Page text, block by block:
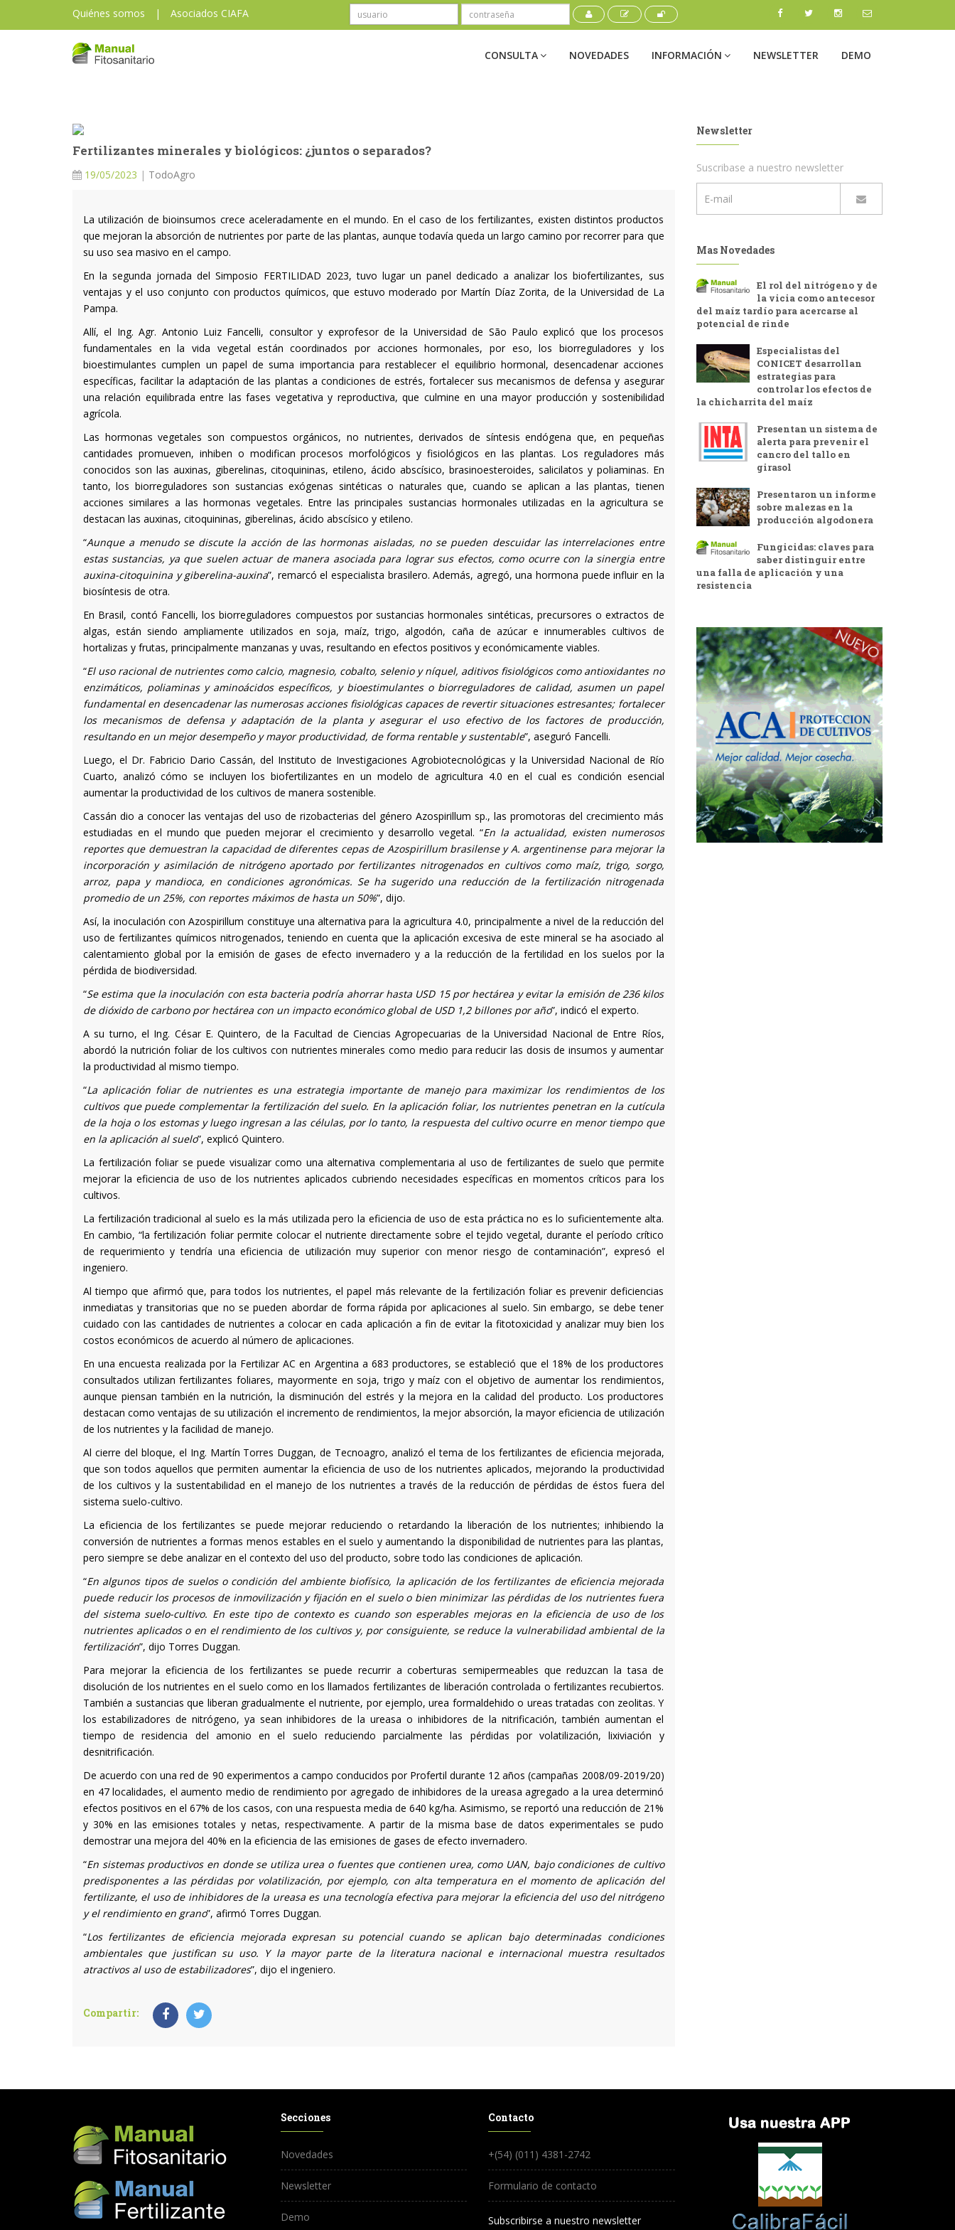
Quiénes somos | Asociados CIAFA
CONSULTA NOVEDADES INFORMACIÓN NEWSLETTER DEMO
Fertilizantes minerales y biológicos: ¿juntos o separados?
19/05/2023 | TodoAgro
La utilización de bioinsumos crece aceleradamente en el mundo. En el caso de los fertilizantes, existen distintos productos
que mejoran la absorción de nutrientes por parte de las plantas, aunque todavía queda un largo camino por recorrer para que
su uso sea masivo en el campo.
En la segunda jornada del Simposio FERTILIDAD 2023, tuvo lugar un panel dedicado a analizar los biofertilizantes, sus
ventajas y el uso conjunto con productos químicos, que estuvo moderado por Martín Díaz Zorita, de la Universidad de La
Pampa.
Allí, el Ing. Agr. Antonio Luiz Fancelli, consultor y exprofesor de la Universidad de São Paulo explicó que los procesos
fundamentales en la vida vegetal están coordinados por acciones hormonales, por eso, los biorreguladores y los
bioestimulantes cumplen un papel de suma importancia para restablecer el equilibrio hormonal, desencadenar acciones
específicas, facilitar la adaptación de las plantas a condiciones de estrés, fortalecer sus mecanismos de defensa y asegurar
una relación equilibrada entre las fases vegetativa y reproductiva, que culmine en una mayor producción y sostenibilidad
agrícola.
Las hormonas vegetales son compuestos orgánicos, no nutrientes, derivados de síntesis endógena que, en pequeñas
cantidades promueven, inhiben o modifican procesos morfológicos y fisiológicos en las plantas. Los reguladores más
conocidos son las auxinas, giberelinas, citoquininas, etileno, ácido abscísico, brasinoesteroides, salicilatos y poliaminas. En
tanto, los biorreguladores son sustancias exógenas sintéticas o naturales que, cuando se aplican a las plantas, tienen
acciones similares a las hormonas vegetales. Entre las principales sustancias hormonales utilizadas en la agricultura se
destacan las auxinas, citoquininas, giberelinas, ácido abscísico y etileno.
“Aunque a menudo se discute la acción de las hormonas aisladas, no se pueden descuidar las interrelaciones entre
estas sustancias, ya que suelen actuar de manera asociada para lograr sus efectos, como ocurre con la sinergia entre
auxina-citoquinina y giberelina-auxina”, remarcó el especialista brasilero. Además, agregó, una hormona puede influir en la
biosíntesis de otra.
En Brasil, contó Fancelli, los biorreguladores compuestos por sustancias hormonales sintéticas, precursores o extractos de
algas, están siendo ampliamente utilizados en soja, maíz, trigo, algodón, caña de azúcar e innumerables cultivos de
hortalizas y frutas, principalmente manzanas y uvas, resultando en efectos positivos y económicamente viables.
“El uso racional de nutrientes como calcio, magnesio, cobalto, selenio y níquel, aditivos fisiológicos como antioxidantes no
enzimáticos, poliaminas y aminoácidos específicos, y bioestimulantes o biorreguladores de calidad, asumen un papel
fundamental en desencadenar las numerosas acciones fisiológicas capaces de revertir situaciones estresantes; fortalecer
los mecanismos de defensa y adaptación de la planta y asegurar el uso efectivo de los factores de producción,
resultando en un mejor desempeño y mayor productividad, de forma rentable y sustentable”, aseguró Fancelli.
Luego, el Dr. Fabricio Dario Cassán, del Instituto de Investigaciones Agrobiotecnológicas y la Universidad Nacional de Río
Cuarto, analizó cómo se incluyen los biofertilizantes en un modelo de agricultura 4.0 en el cual es condición esencial
aumentar la productividad de los cultivos de manera sostenible.
Cassán dio a conocer las ventajas del uso de rizobacterias del género Azospirillum sp., las promotoras del crecimiento más
estudiadas en el mundo que pueden mejorar el crecimiento y desarrollo vegetal. “En la actualidad, existen numerosos
reportes que demuestran la capacidad de diferentes cepas de Azospirillum brasilense y A. argentinense para mejorar la
incorporación y asimilación de nitrógeno aportado por fertilizantes nitrogenados en cultivos como maíz, trigo, sorgo,
arroz, papa y mandioca, en condiciones agronómicas. Se ha sugerido una reducción de la fertilización nitrogenada
promedio de un 25%, con reportes máximos de hasta un 50%”, dijo.
Así, la inoculación con Azospirillum constituye una alternativa para la agricultura 4.0, principalmente a nivel de la reducción del
uso de fertilizantes químicos nitrogenados, teniendo en cuenta que la aplicación excesiva de este mineral se ha asociado al
calentamiento global por la emisión de gases de efecto invernadero y a la reducción de la fertilidad en los suelos por la
pérdida de biodiversidad.
“Se estima que la inoculación con esta bacteria podría ahorrar hasta USD 15 por hectárea y evitar la emisión de 236 kilos
de dióxido de carbono por hectárea con un impacto económico global de USD 1,2 billones por año”, indicó el experto.
A su turno, el Ing. César E. Quintero, de la Facultad de Ciencias Agropecuarias de la Universidad Nacional de Entre Ríos,
abordó la nutrición foliar de los cultivos con nutrientes minerales como medio para reducir las dosis de insumos y aumentar
la productividad al mismo tiempo.
“La aplicación foliar de nutrientes es una estrategia importante de manejo para maximizar los rendimientos de los
cultivos que puede complementar la fertilización del suelo. En la aplicación foliar, los nutrientes penetran en la cutícula
de la hoja o los estomas y luego ingresan a las células, por lo tanto, la respuesta del cultivo ocurre en menor tiempo que
en la aplicación al suelo”, explicó Quintero.
La fertilización foliar se puede visualizar como una alternativa complementaria al uso de fertilizantes de suelo que permite
mejorar la eficiencia de uso de los nutrientes aplicados cubriendo necesidades específicas en momentos críticos para los
cultivos.
La fertilización tradicional al suelo es la más utilizada pero la eficiencia de uso de esta práctica no es lo suficientemente alta.
En cambio, “la fertilización foliar permite colocar el nutriente directamente sobre el tejido vegetal, durante el período crítico
de requerimiento y tendría una eficiencia de utilización muy superior con menor riesgo de contaminación”, expresó el
ingeniero.
Al tiempo que afirmó que, para todos los nutrientes, el papel más relevante de la fertilización foliar es prevenir deficiencias
inmediatas y transitorias que no se pueden abordar de forma rápida por aplicaciones al suelo. Sin embargo, se debe tener
cuidado con las cantidades de nutrientes a colocar en cada aplicación a fin de evitar la fitotoxicidad y analizar muy bien los
costos económicos de acuerdo al número de aplicaciones.
En una encuesta realizada por la Fertilizar AC en Argentina a 683 productores, se estableció que el 18% de los productores
consultados utilizan fertilizantes foliares, mayormente en soja, trigo y maíz con el objetivo de aumentar los rendimientos,
aunque piensan también en la nutrición, la disminución del estrés y la mejora en la calidad del producto. Los productores
destacan como ventajas de su utilización el incremento de rendimientos, la mejor absorción, la mayor eficiencia de utilización
de los nutrientes y la facilidad de manejo.
Al cierre del bloque, el Ing. Martín Torres Duggan, de Tecnoagro, analizó el tema de los fertilizantes de eficiencia mejorada,
que son todos aquellos que permiten aumentar la eficiencia de uso de los nutrientes aplicados, mejorando la productividad
de los cultivos y la sustentabilidad en el manejo de los nutrientes a través de la reducción de pérdidas de éstos fuera del
sistema suelo-cultivo.
La eficiencia de los fertilizantes se puede mejorar reduciendo o retardando la liberación de los nutrientes; inhibiendo la
conversión de nutrientes a formas menos estables en el suelo y aumentando la disponibilidad de nutrientes para las plantas,
pero siempre se debe analizar en el contexto del uso del producto, sobre todo las condiciones de aplicación.
“En algunos tipos de suelos o condición del ambiente biofísico, la aplicación de los fertilizantes de eficiencia mejorada
puede reducir los procesos de inmovilización y fijación en el suelo o bien minimizar las pérdidas de los nutrientes fuera
del sistema suelo-cultivo. En este tipo de contexto es cuando son esperables mejoras en la eficiencia de uso de los
nutrientes aplicados o en el rendimiento de los cultivos y, por consiguiente, se reduce la vulnerabilidad ambiental de la
fertilización”, dijo Torres Duggan.
Para mejorar la eficiencia de los fertilizantes se puede recurrir a coberturas semipermeables que reduzcan la tasa de
disolución de los nutrientes en el suelo como en los llamados fertilizantes de liberación controlada o fertilizantes recubiertos.
También a sustancias que liberan gradualmente el nutriente, por ejemplo, urea formaldehido o ureas tratadas con zeolitas. Y
los estabilizadores de nitrógeno, ya sean inhibidores de la ureasa o inhibidores de la nitrificación, también aumentan el
tiempo de residencia del amonio en el suelo reduciendo parcialmente las pérdidas por volatilización, lixiviación y
desnitrificación.
De acuerdo con una red de 90 experimentos a campo conducidos por Profertil durante 12 años (campañas 2008/09-2019/20)
en 47 localidades, el aumento medio de rendimiento por agregado de inhibidores de la ureasa agregado a la urea determinó
efectos positivos en el 67% de los casos, con una respuesta media de 640 kg/ha. Asimismo, se reportó una reducción de 21%
y 30% en las emisiones totales y netas, respectivamente. A partir de la misma base de datos experimentales se pudo
demostrar una mejora del 40% en la eficiencia de las emisiones de gases de efecto invernadero.
“En sistemas productivos en donde se utiliza urea o fuentes que contienen urea, como UAN, bajo condiciones de cultivo
predisponentes a las pérdidas por volatilización, por ejemplo, con alta temperatura en el momento de aplicación del
fertilizante, el uso de inhibidores de la ureasa es una tecnología efectiva para mejorar la eficiencia del uso del nitrógeno
y el rendimiento en grano”, afirmó Torres Duggan.
“Los fertilizantes de eficiencia mejorada expresan su potencial cuando se aplican bajo determinadas condiciones
ambientales que justifican su uso. Y la mayor parte de la literatura nacional e internacional muestra resultados
atractivos al uso de estabilizadores”, dijo el ingeniero.
Compartir:
Newsletter
Suscribase a nuestro newsletter
Mas Novedades
El rol del nitrógeno y de
la vicia como antecesor
del maíz tardío para acercarse al
potencial de rinde
Especialistas del
CONICET desarrollan
estrategias para
controlar los efectos de
la chicharrita del maíz
Presentan un sistema de
alerta para prevenir el
cancro del tallo en
girasol
Presentaron un informe
sobre malezas en la
producción algodonera
Fungicidas: claves para
saber distinguir entre
una falla de aplicación y una
resistencia
Secciones
Novedades
Newsletter
Demo
Contacto
+(54) (011) 4381-2742
Formulario de contacto
Subscribirse a nuestro newsletter